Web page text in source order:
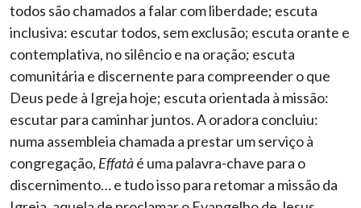
todos são chamados a falar com liberdade; escuta
inclusiva: escutar todos, sem exclusão; escuta orante e
contemplativa, no silêncio e na oração; escuta
comunitária e discernente para compreender o que
Deus pede à Igreja hoje; escuta orientada à missão:
escutar para caminhar juntos. A oradora concluiu:
numa assembleia chamada a prestar um serviço à
congregação, Effatàé uma palavra-chave para o
discernimento… e tudo isso para retomar a missão da